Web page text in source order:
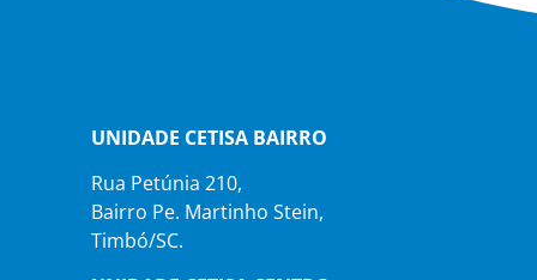
UNIDADE CETISA BAIRRO
Rua Petúnia 210,
Bairro Pe. Martinho Stein,
Timbó/SC.